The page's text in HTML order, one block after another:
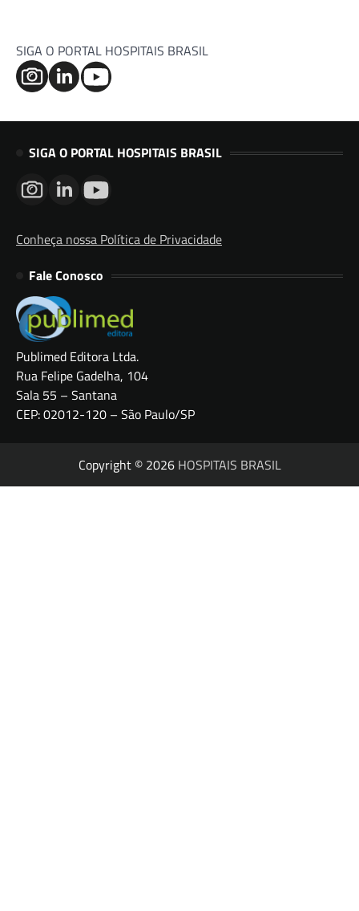
SIGA O PORTAL HOSPITAIS BRASIL
SIGA O PORTAL HOSPITAIS BRASIL
Conheça nossa Política de Privacidade
Fale Conosco
Publimed Editora Ltda.
Rua Felipe Gadelha, 104
Sala 55 – Santana
CEP: 02012-120 – São Paulo/SP
Copyright © 2026 HOSPITAIS BRASIL